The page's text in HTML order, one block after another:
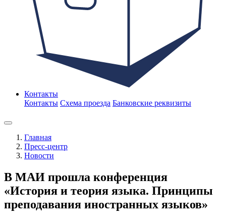
Контакты
Контакты Схема проезда Банковские реквизиты
Главная
Пресс-центр
Новости
В МАИ прошла конференция
«История и теория языка. Принципы
преподавания иностранных языков»